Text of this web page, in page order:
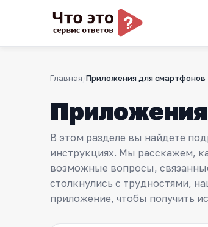
Главная Приложения для смартфонов
В этом разделе вы найдете
инструкциях. Мы расскажем,
возможные вопросы,
столкнулись с трудностями,
приложение, чтобы получить